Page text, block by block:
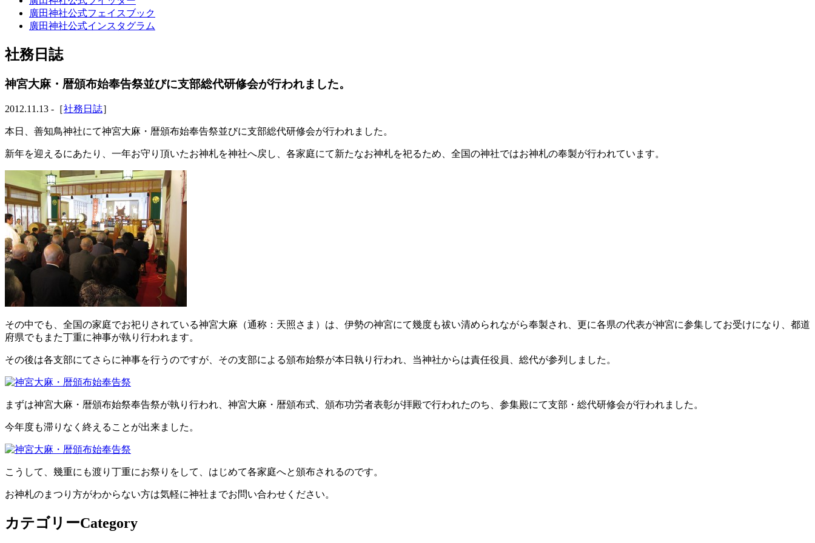
廣田神社公式フェイスブック
廣田神社公式インスタグラム
社務日誌
神宮大麻・暦頒布始奉告祭並びに支部総代研修会が行われました。
2012.11.13 -［社務日誌］
本日、善知鳥神社にて神宮大麻・暦頒布始奉告祭並びに支部総代研修会が行われました。
新年を迎えるにあたり、一年お守り頂いたお神札を神社へ戻し、各家庭にて新たなお神札を祀るため、全国の神社ではお神札の奉製が行われています。
その中でも、全国の家庭でお祀りされている神宮大麻（通称：天照さま）は、伊勢の神宮にて幾度も祓い清められながら奉製され、更に各県の代表が神宮に参集してお受けになり、都道
府県でもまた丁重に神事が執り行われます。
その後は各支部にてさらに神事を行うのですが、その支部による頒布始祭が本日執り行われ、当神社からは責任役員、総代が参列しました。
まずは神宮大麻・暦頒布始祭奉告祭が執り行われ、神宮大麻・暦頒布式、頒布功労者表彰が拝殿で行われたのち、参集殿にて支部・総代研修会が行われました。
今年度も滞りなく終えることが出来ました。
こうして、幾重にも渡り丁重にお祭りをして、はじめて各家庭へと頒布されるのです。
お神札のまつり方がわからない方は気軽に神社までお問い合わせください。
カテゴリーCategory